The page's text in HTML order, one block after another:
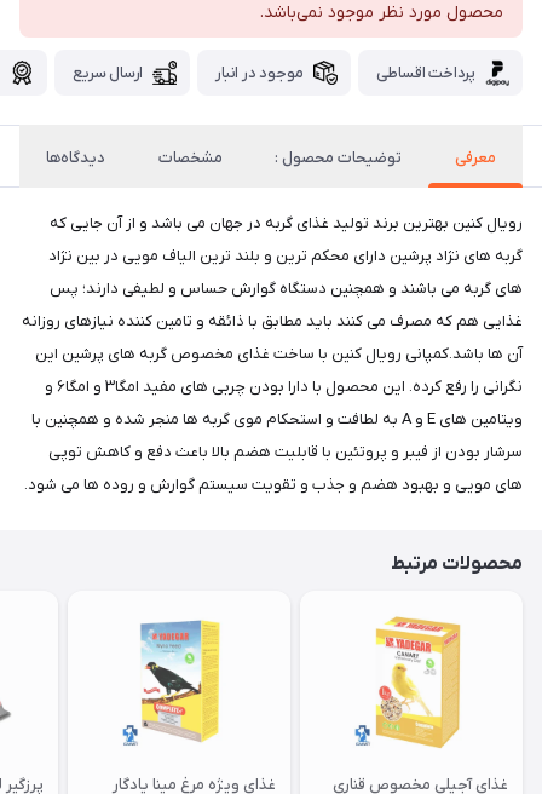
محصول مورد نظر موجود نمی‌باشد.
پرداخت اقساطی موجود در انبار ارسال سریع
معرفی توضیحات محصول : مشخصات دیدگاه‌ها
رویال کنین بهترین برند تولید غذای گربه در جهان می باشد و از آن جایی که
گربه های نژاد پرشین دارای محکم ترین و بلند ترین الیاف مویی در بین نژاد
های گربه می باشند و همچنین دستگاه گوارش حساس و لطیفی دارند؛ پس
غذایی هم که مصرف می کنند باید مطابق با ذائقه و تامین کننده نیازهای روزانه
آن ها باشد.کمپانی رویال کنین با ساخت غذای مخصوص گربه های پرشین این
نگرانی را رفع کرده. این محصول با دارا بودن چربی های مفید امگا۳ و امگا۶ و
ویتامین های E و A به لطافت و استحکام موی گربه ها منجر شده و همچنین با
سرشار بودن از فیبر و پروتئین با قابلیت هضم بالا باعث دفع و کاهش توپی
های مویی و بهبود هضم و جذب و تقویت سیستم گوارش و روده ها می شود.
محصولات مرتبط
غذای آجیلی مخصوص قناری
غذای ویژه مرغ مینا یادگار